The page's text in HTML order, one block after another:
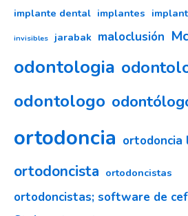
implante dental implantes
invisibles jarabak maloclusión
odontologia
odontologo
ortodoncia ortodoncia
ortodoncista ortodoncistas
ortodoncistas; software de